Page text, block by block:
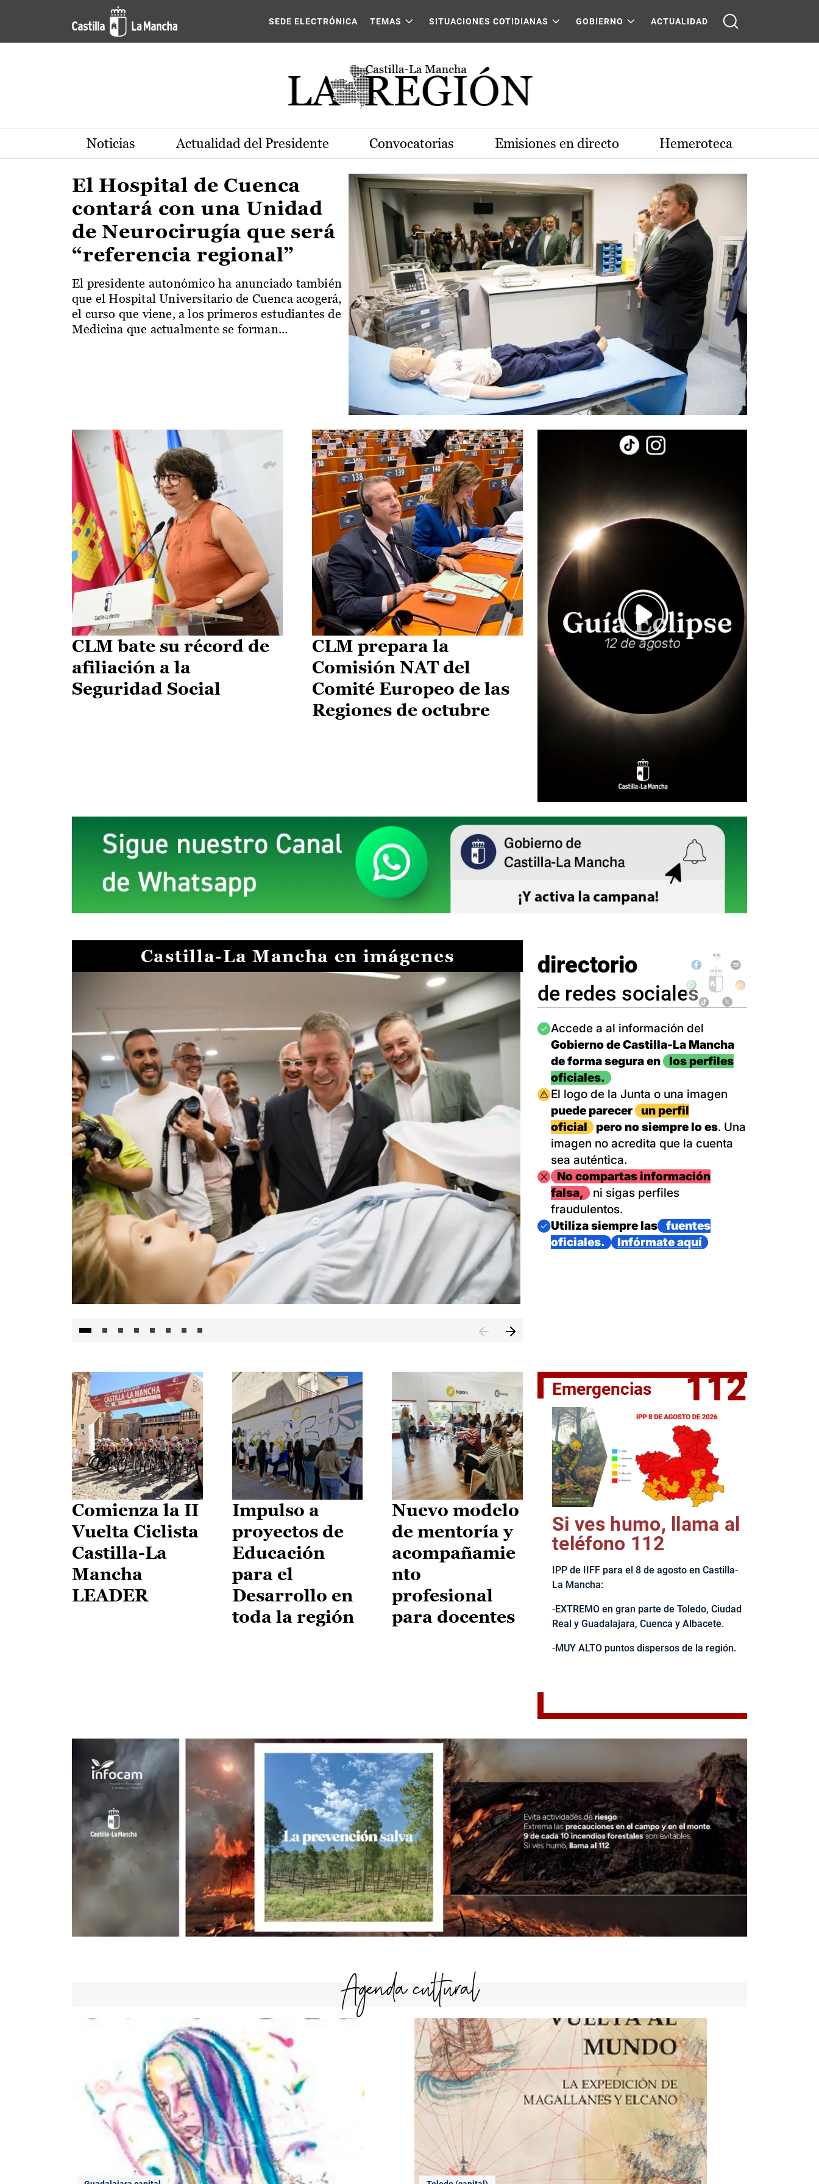
Pasar al contenido principal
Actualidad de la región de Castilla-La Mancha
SEDE ELECTRÓNICA TEMAS SITUACIONES COTIDIANAS GOBIERNO ACTUALIDAD
Noticias Actualidad del Presidente Convocatorias Emisiones en directo Hemeroteca
El Hospital de Cuenca
contará con una Unidad
de Neurocirugía que será
“referencia regional”
El presidente autonómico ha anunciado también
que el Hospital Universitario de Cuenca acogerá,
el curso que viene, a los primeros estudiantes de
Medicina que actualmente se forman...
CLM bate su récord de
afiliación a la
Seguridad Social
CLM prepara la
Comisión NAT del
Comité Europeo de las
Regiones de octubre
Castilla-La Mancha en imágenes
El jefe del Ejecutivo castellanomanchego, Emiliano García-
directorio
de redes sociales
Imagen
Accede a al información del
Gobierno de Castilla-La Mancha
de forma segura en
los perfiles
oficiales.
Imagen
El logo de la Junta o una imagen
puede parecer
un perfil
oficial
pero no siempre lo es. Una
imagen no acredita que la cuenta
sea auténtica.
ImagenNo compartas información
falsa,
ni sigas perfiles
fraudulentos.
Imagen
Utiliza siempre las
fuentes
oficiales.
Infórmate aquí
Comienza la II
Vuelta Ciclista
Castilla-La
Mancha
LEADER
Impulso a
proyectos de
Educación
para el
Desarrollo en
toda la región
Nuevo modelo
de mentoría y
acompañamie
nto
profesional
para docentes
Emergencias 112
Si ves humo, llama al
teléfono 112
IPP de IIFF para el 8 de agosto en Castilla-
La Mancha:
-EXTREMO en gran parte de Toledo, Ciudad
Real y Guadalajara, Cuenca y Albacete.
-MUY ALTO puntos dispersos de la región.
Agenda cultural